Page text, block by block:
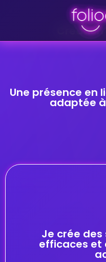
Une présence en
adaptée
Je crée
efficaces et